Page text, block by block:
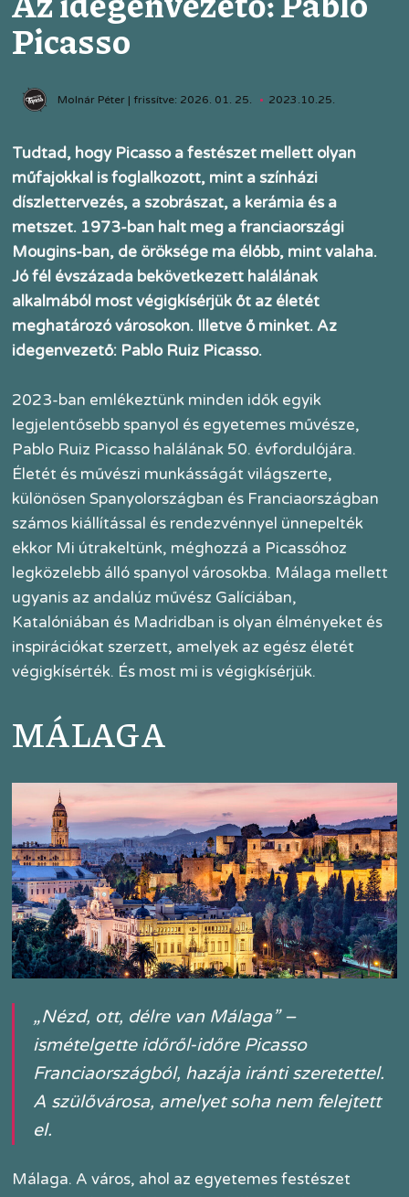
Picasso
Molnár Péter | frissítve: 2026. 01. 25. 2023.10.25.
Tudtad, hogy Picasso a festészet mellett olyan
műfajokkal is foglalkozott, mint a színházi
díszlettervezés, a szobrászat, a kerámia és a
metszet. 1973-ban halt meg a franciaországi
Mougins-ban, de öröksége ma élőbb, mint valaha.
Jó fél évszázada bekövetkezett halálának
alkalmából most végigkísérjük őt az életét
meghatározó városokon. Illetve ő minket. Az
idegenvezető: Pablo Ruiz Picasso.
2023-ban emlékeztünk minden idők egyik
legjelentősebb spanyol és egyetemes művésze,
Pablo Ruiz Picasso halálának 50. évfordulójára.
Életét és művészi munkásságát világszerte,
különösen Spanyolországban és Franciaországban
számos kiállítással és rendezvénnyel ünnepelték
ekkor Mi útrakeltünk, méghozzá a Picassóhoz
legközelebb álló spanyol városokba. Málaga mellett
ugyanis az andalúz művész Galíciában,
Katalóniában és Madridban is olyan élményeket és
inspirációkat szerzett, amelyek az egész életét
végigkísérték. És most mi is végigkísérjük.
MÁLAGA
„Nézd, ott, délre van Málaga” –
ismételgette időről-időre Picasso
Franciaországból, hazája iránti szeretettel.
A szülővárosa, amelyet soha nem felejtett
el.
Málaga. A város, ahol az egyetemes festészet